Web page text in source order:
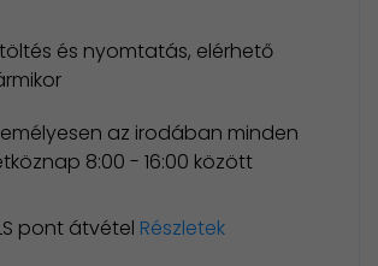
és nyomtatás, elérhető
az irodában minden
8:00 - 16:00 között
pont átvétel Részletek